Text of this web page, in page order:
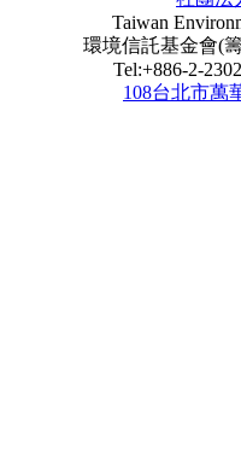
Taiwan
環境信託基金會(籌
Tel:+886-2-
108台北市萬